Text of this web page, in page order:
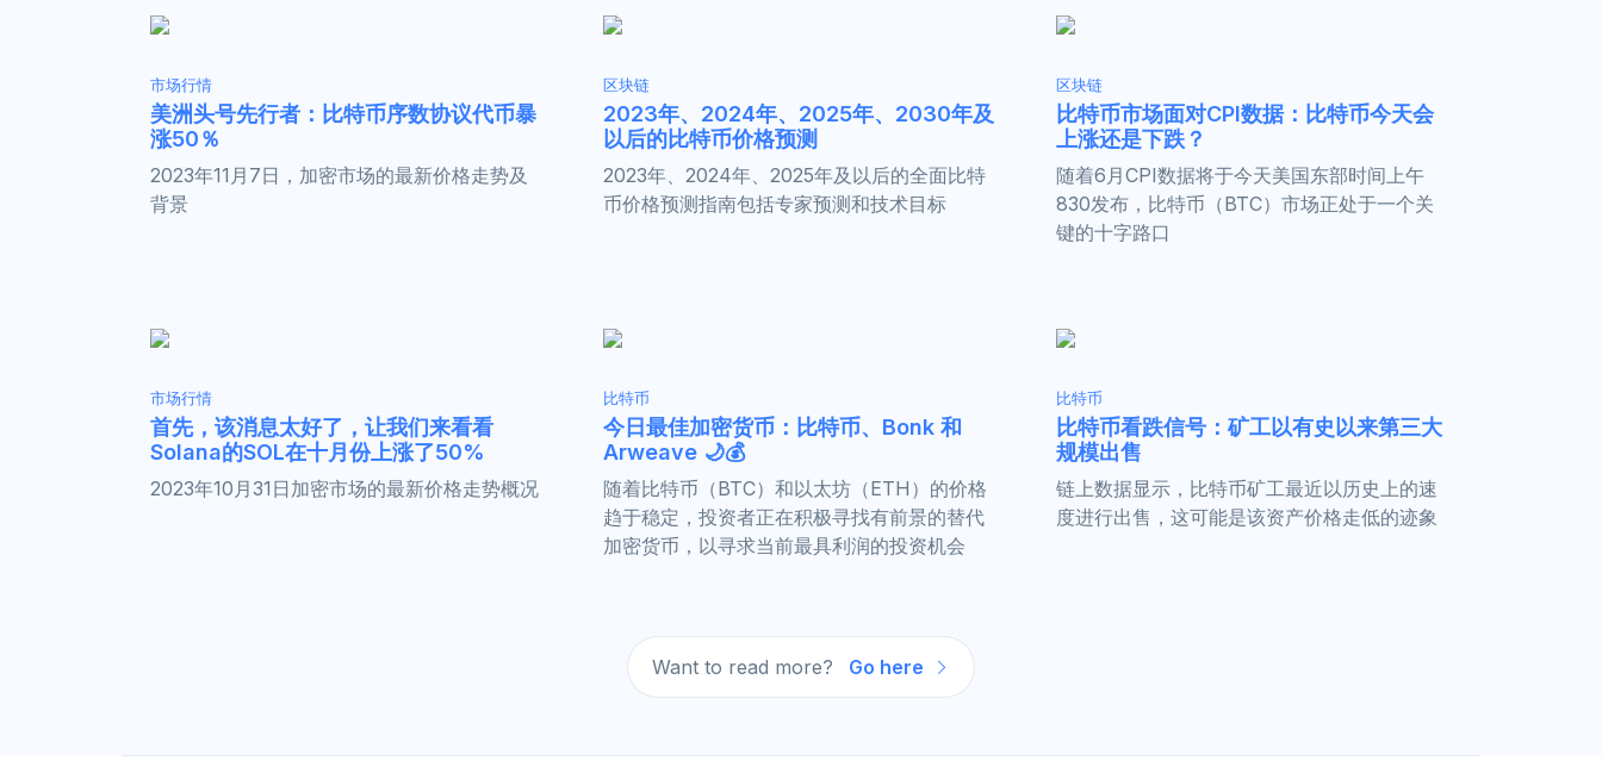
市场行情
美洲头号先行者：比特币序数协议代币暴
涨50％
2023年11月7日，加密市场的最新价格走势及
背景
区块链
2023年、2024年、2025年、2030年及
以后的比特币价格预测
2023年、2024年、2025年及以后的全面比特
币价格预测指南包括专家预测和技术目标
区块链
比特币市场面对CPI数据：比特币今天会
上涨还是下跌？
随着6月CPI数据将于今天美国东部时间上午
830发布，比特币（BTC）市场正处于一个关
键的十字路口
市场行情
首先，该消息太好了，让我们来看看
Solana的SOL在十月份上涨了50%
2023年10月31日加密市场的最新价格走势概况
比特币
今日最佳加密货币：比特币、Bonk 和
Arweave 🌙💰
随着比特币（BTC）和以太坊（ETH）的价格
趋于稳定，投资者正在积极寻找有前景的替代
加密货币，以寻求当前最具利润的投资机会
比特币
比特币看跌信号：矿工以有史以来第三大
规模出售
链上数据显示，比特币矿工最近以历史上的速
度进行出售，这可能是该资产价格走低的迹象
Want to read more? Go here